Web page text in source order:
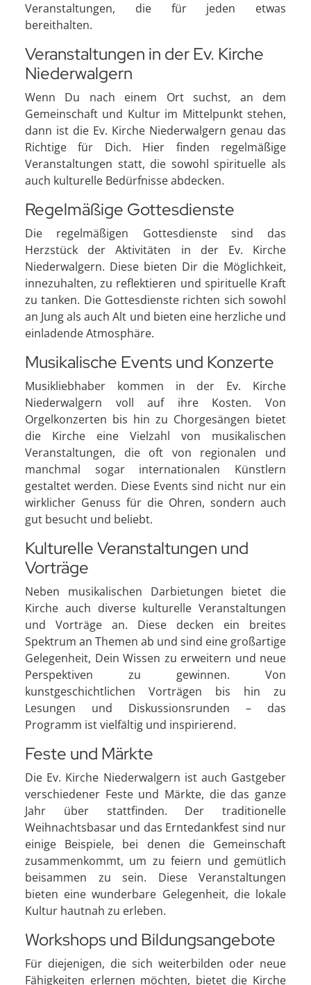
Veranstaltungen, die für jeden etwas
bereithalten.
Veranstaltungen in der Ev. Kirche
Niederwalgern
Wenn Du nach einem Ort suchst, an dem
Gemeinschaft und Kultur im Mittelpunkt stehen,
dann ist die Ev. Kirche Niederwalgern genau das
Richtige für Dich. Hier finden regelmäßige
Veranstaltungen statt, die sowohl spirituelle als
auch kulturelle Bedürfnisse abdecken.
Regelmäßige Gottesdienste
Die regelmäßigen Gottesdienste sind das
Herzstück der Aktivitäten in der Ev. Kirche
Niederwalgern. Diese bieten Dir die Möglichkeit,
innezuhalten, zu reflektieren und spirituelle Kraft
zu tanken. Die Gottesdienste richten sich sowohl
an Jung als auch Alt und bieten eine herzliche und
einladende Atmosphäre.
Musikalische Events und Konzerte
Musikliebhaber kommen in der Ev. Kirche
Niederwalgern voll auf ihre Kosten. Von
Orgelkonzerten bis hin zu Chorgesängen bietet
die Kirche eine Vielzahl von musikalischen
Veranstaltungen, die oft von regionalen und
manchmal sogar internationalen Künstlern
gestaltet werden. Diese Events sind nicht nur ein
wirklicher Genuss für die Ohren, sondern auch
gut besucht und beliebt.
Kulturelle Veranstaltungen und
Vorträge
Neben musikalischen Darbietungen bietet die
Kirche auch diverse kulturelle Veranstaltungen
und Vorträge an. Diese decken ein breites
Spektrum an Themen ab und sind eine großartige
Gelegenheit, Dein Wissen zu erweitern und neue
Perspektiven zu gewinnen. Von
kunstgeschichtlichen Vorträgen bis hin zu
Lesungen und Diskussionsrunden – das
Programm ist vielfältig und inspirierend.
Feste und Märkte
Die Ev. Kirche Niederwalgern ist auch Gastgeber
verschiedener Feste und Märkte, die das ganze
Jahr über stattfinden. Der traditionelle
Weihnachtsbasar und das Erntedankfest sind nur
einige Beispiele, bei denen die Gemeinschaft
zusammenkommt, um zu feiern und gemütlich
beisammen zu sein. Diese Veranstaltungen
bieten eine wunderbare Gelegenheit, die lokale
Kultur hautnah zu erleben.
Workshops und Bildungsangebote
Für diejenigen, die sich weiterbilden oder neue
Fähigkeiten erlernen möchten, bietet die Kirche